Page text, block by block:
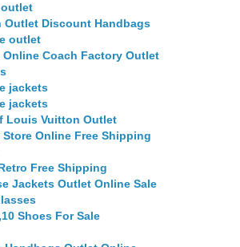
Outlet Discount Handbags
outlet
Coach Factory Outlet
jackets
jackets
Louis Vuitton Outlet
Online Free Shipping
Free Shipping
Jackets Outlet Online Sale
Shoes For Sale